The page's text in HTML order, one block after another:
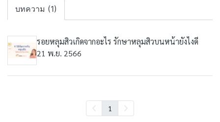
บทความ (1)
รอยหลุมสิวเกิดจากอะไร รักษาหลุมสิวบนหน้ายังไงดี
21 พ.ย. 2566
1